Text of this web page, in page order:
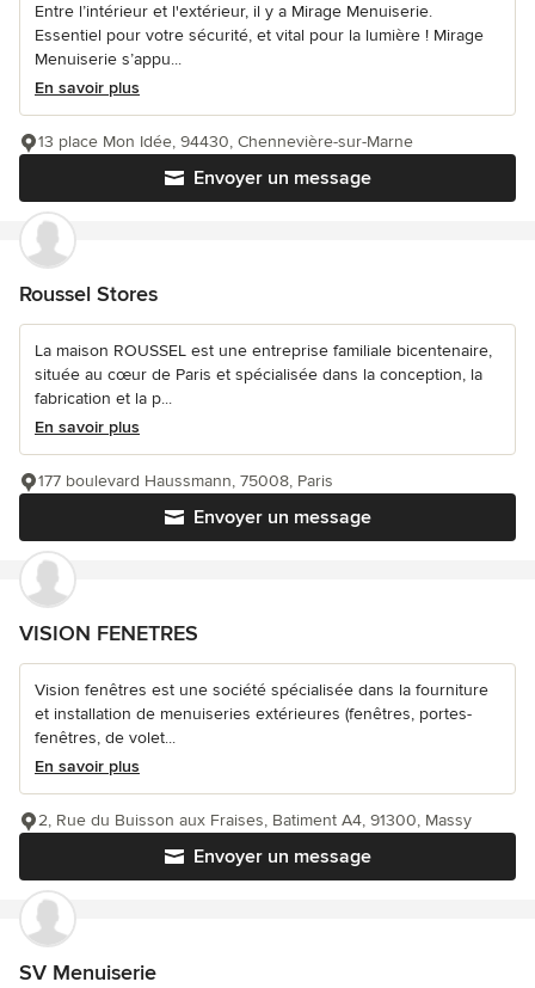
Entre l’intérieur et l'extérieur, il y a Mirage Menuiserie.
Essentiel pour votre sécurité, et vital pour la lumière ! Mirage
Menuiserie s’appu...
En savoir plus
Envoyer un message
13 place Mon Idée, 94430, Chennevière-sur-Marne
Roussel Stores
La maison ROUSSEL est une entreprise familiale bicentenaire,
située au cœur de Paris et spécialisée dans la conception, la
fabrication et la p...
En savoir plus
Envoyer un message
177 boulevard Haussmann, 75008, Paris
VISION FENETRES
Vision fenêtres est une société spécialisée dans la fourniture
et installation de menuiseries extérieures (fenêtres, portes-
fenêtres, de volet...
En savoir plus
Envoyer un message
2, Rue du Buisson aux Fraises, Batiment A4, 91300, Massy
SV Menuiserie